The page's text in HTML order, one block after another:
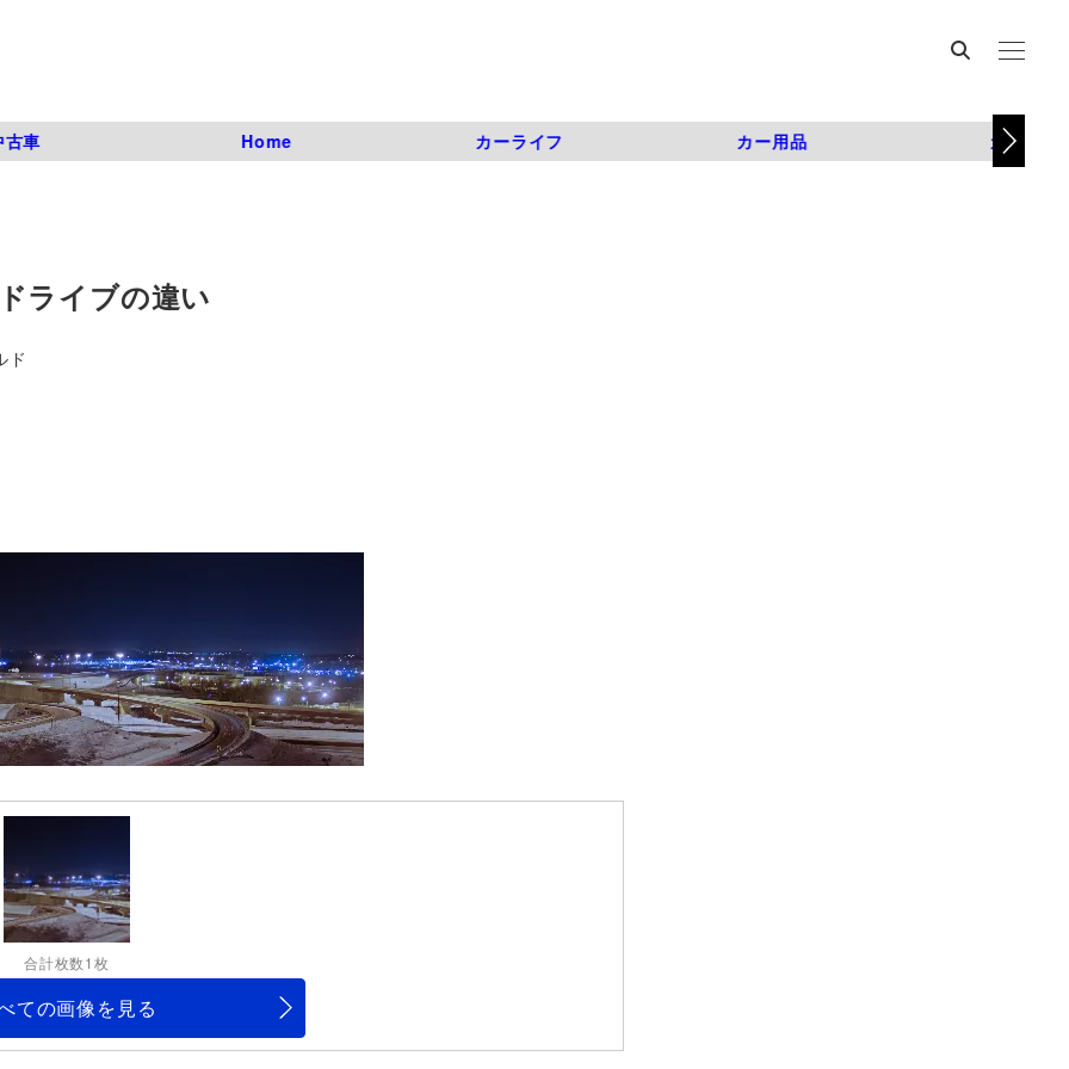
古車 Home カーライフ カー用品 カスタム
ライブの違い
ド
合計枚数1枚
ての画像を見る